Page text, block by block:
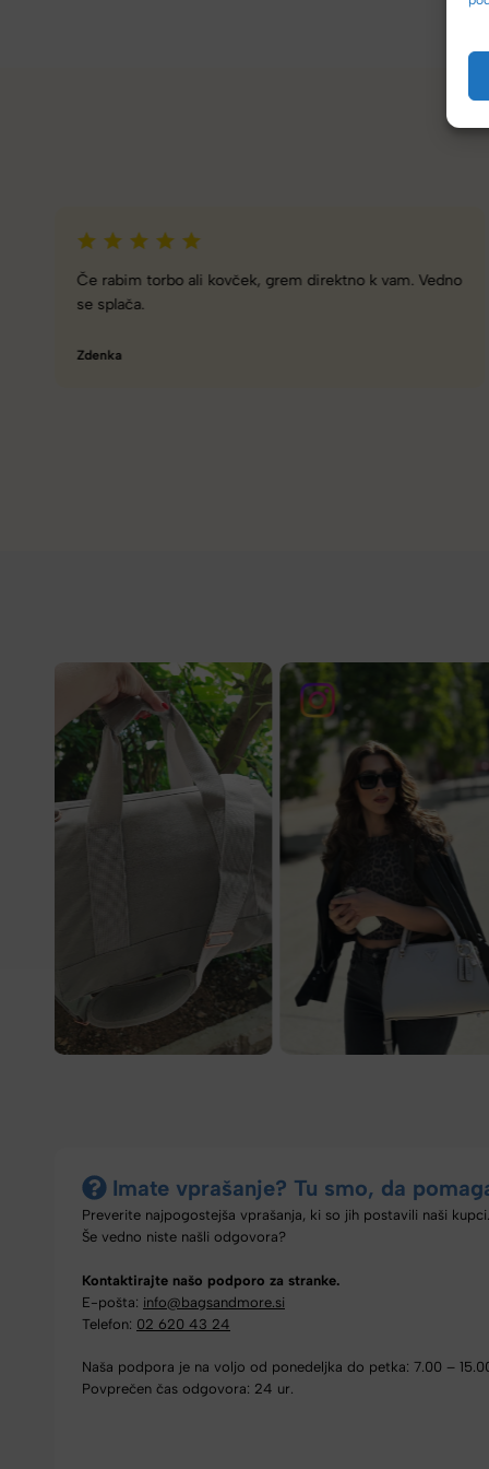
Zelo dobra trgovina za torbe in kovčke, z veliko izbire,
različnimi znamkami in dobrimi popusti/akcijami.
Tamara
Imate vprašanje? Tu smo, da
Preverite najpogostejša vprašanja, ki so jih postavili naši kupci.
Še vedno niste našli odgovora?
Kontaktirajte našo podporo za stranke.
E-pošta: info@bagsandmore.si
Telefon: 02 620 43 24
Naša podpora je na voljo od ponedeljka do petka: 7.00 –
Povprečen čas odgovora: 24 ur.